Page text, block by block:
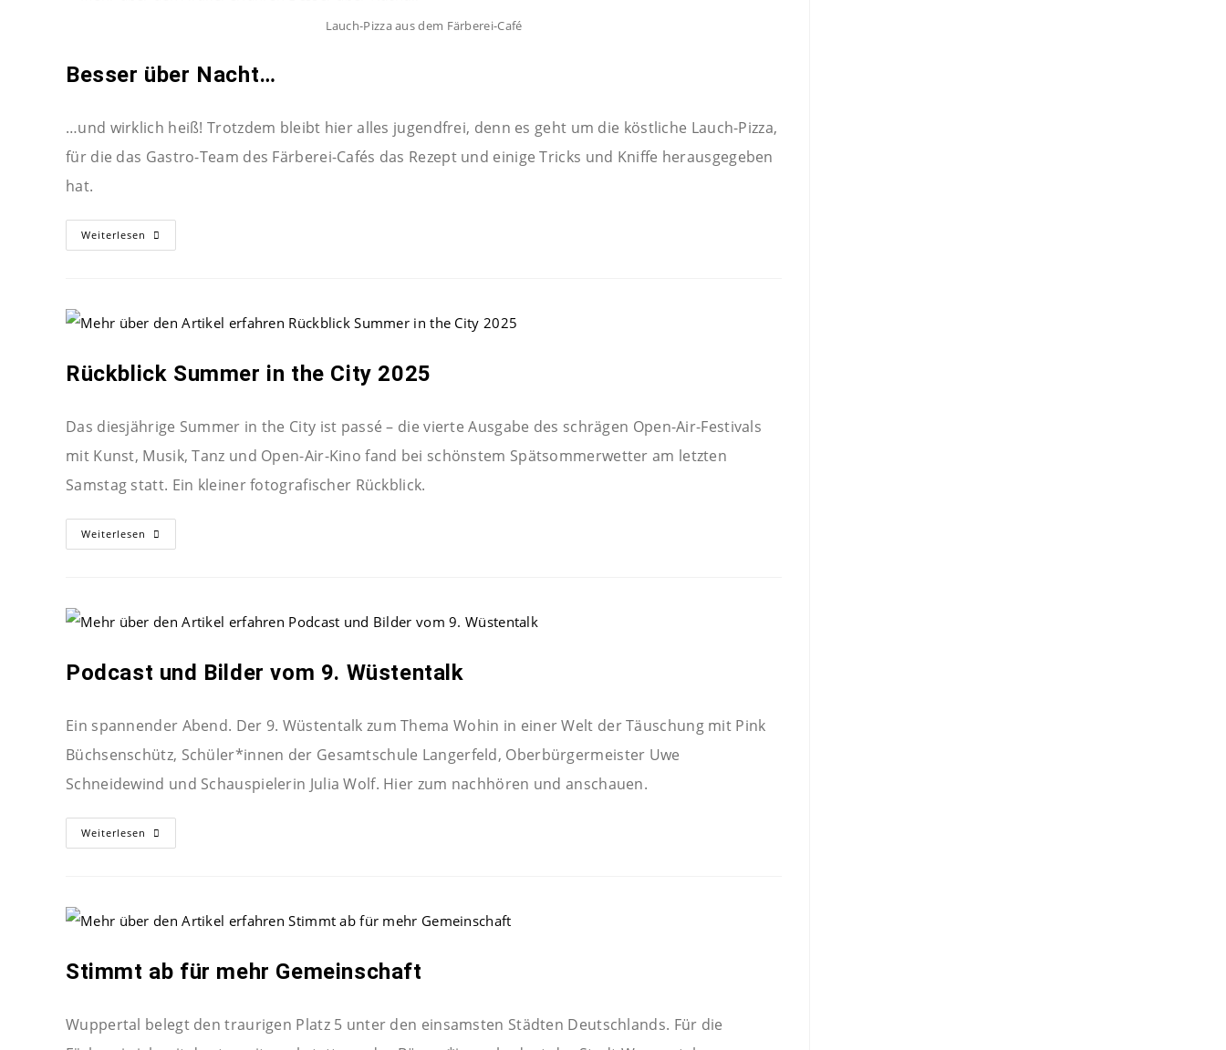
Lauch-Pizza aus dem Färberei-Café
Besser über Nacht…
…und wirklich heiß! Trotzdem bleibt hier alles jugendfrei, denn es geht um die köstliche Lauch-Pizza,
für die das Gastro-Team des Färberei-Cafés das Rezept und einige Tricks und Kniffe herausgegeben
hat.
Weiterlesen
Rückblick Summer in the City 2025
Das diesjährige Summer in the City ist passé – die vierte Ausgabe des schrägen Open-Air-Festivals
mit Kunst, Musik, Tanz und Open-Air-Kino fand bei schönstem Spätsommerwetter am letzten
Samstag statt. Ein kleiner fotografischer Rückblick.
Weiterlesen
Podcast und Bilder vom 9. Wüstentalk
Ein spannender Abend. Der 9. Wüstentalk zum Thema Wohin in einer Welt der Täuschung mit Pink
Büchsenschütz, Schüler*innen der Gesamtschule Langerfeld, Oberbürgermeister Uwe
Schneidewind und Schauspielerin Julia Wolf. Hier zum nachhören und anschauen.
Weiterlesen
Stimmt ab für mehr Gemeinschaft
Wuppertal belegt den traurigen Platz 5 unter den einsamsten Städten Deutschlands. Für die